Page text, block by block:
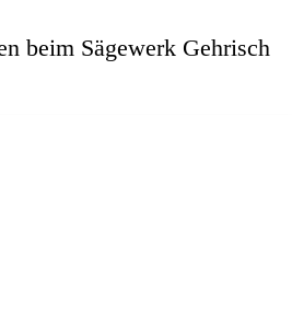
beim Sägewerk Gehrisch